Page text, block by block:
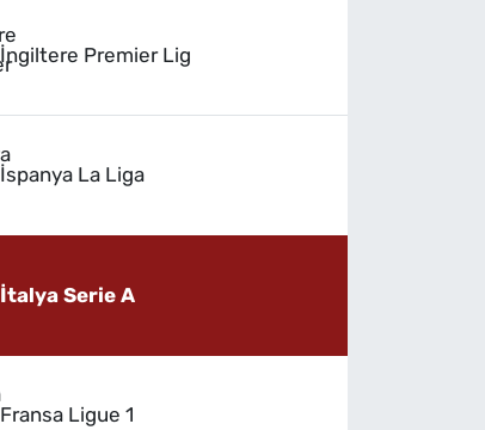
İngiltere Premier Lig
İspanya La Liga
İtalya Serie A
Fransa Ligue 1